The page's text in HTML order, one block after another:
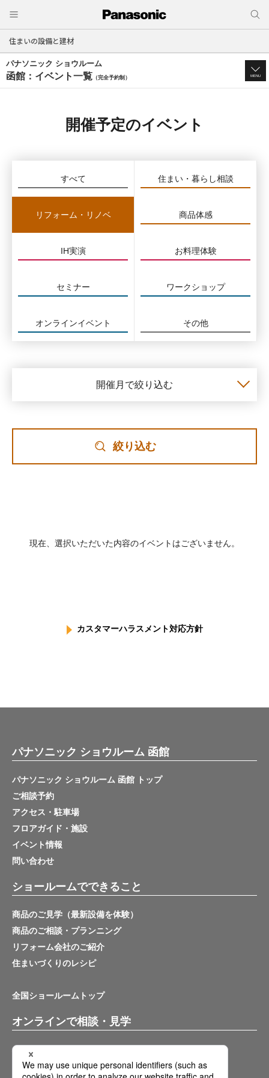
住まいの設備と建材
パナソニック ショウルーム
函館：イベント一覧 （完全予約制） MENU
開催予定のイベント
すべて 住まい・暮らし相談
リフォーム・リノベ 商品体感
IH実演 お料理体験
セミナー ワークショップ
オンラインイベント その他
開催月で絞り込む
絞り込む
現在、選択いただいた内容のイベントはございません。
カスタマーハラスメント対応方針
パナソニック ショウルーム 函館
パナソニック ショウルーム 函館 トップ
ご相談予約
アクセス・駐車場
フロアガイド・施設
イベント情報
問い合わせ
ショールームでできること
商品のご見学（最新設備を体験）
商品のご相談・プランニング
リフォーム会社のご紹介
住まいづくりのレシピ
全国ショールームトップ
オンラインで相談・見学
バーチャルショールーム
オンライン相談サービス